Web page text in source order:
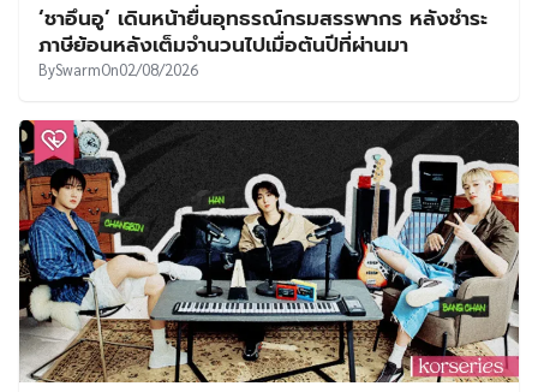
‘ชาอึนอู’ เดินหน้ายื่นอุทธรณ์กรมสรรพากร หลังชำระ
ภาษีย้อนหลังเต็มจำนวนไปเมื่อต้นปีที่ผ่านมา
BySwarmOn02/08/2026